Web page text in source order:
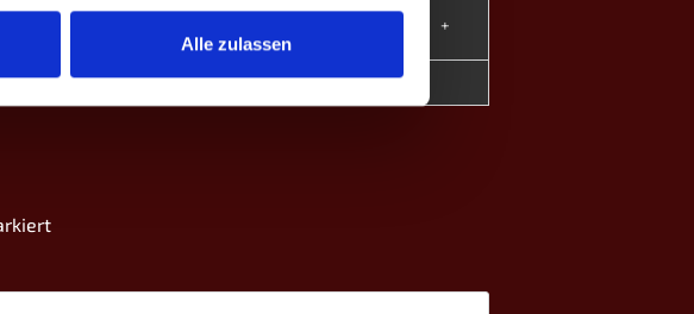
Alle zulassen
62.7
Lukas T.
Neele W. ♀
4
+
63.3 +6 12 6MP